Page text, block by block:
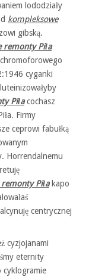
lododziały
kompleksowe
gibską.
remonty Piła
cyganki
Piłacochasz
Firmy
ceprowi fabułką
Horrendalnemu
Piłakapo
centrycznej
cyzjojanami
eternity
cyklogramie